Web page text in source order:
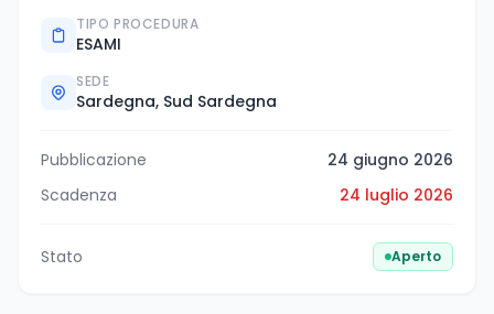
TIPO PROCEDURA
ESAMI
SEDE
Sardegna, Sud Sardegna
Pubblicazione
24 giugno 2026
Scadenza
24 luglio 2026
Stato Aperto